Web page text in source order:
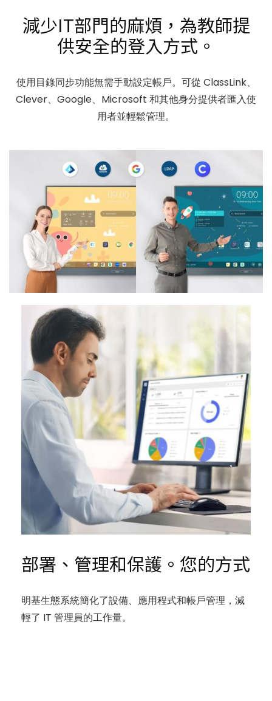
減少IT部門的麻煩，為教師提
供安全的登入方式。
使用目錄同步功能無需手動設定帳戶。可從 ClassLink、
Clever、Google、Microsoft 和其他身分提供者匯入使
用者並輕鬆管理。
部署、管理和保護。您的方式
明基生態系統簡化了設備、應用程式和帳戶管理，減
輕了 IT 管理員的工作量。